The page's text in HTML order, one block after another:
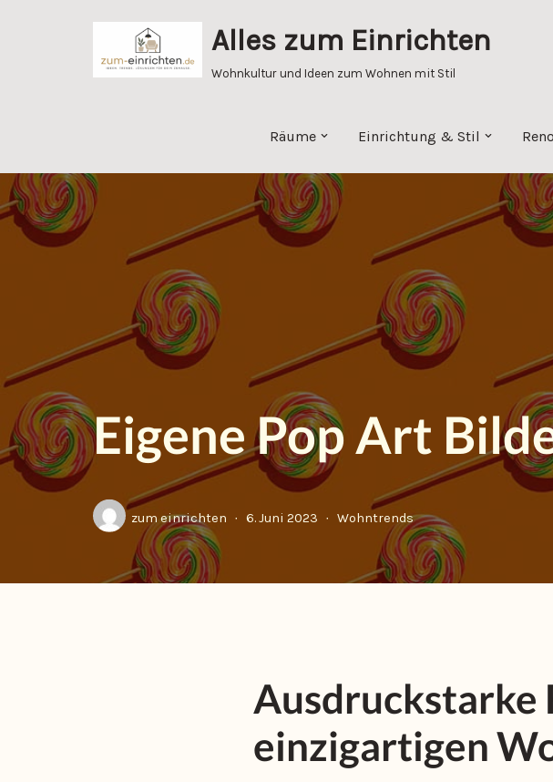
Alles zum Einrichten
Wohnkultur und Ideen zum Wohnen mit Stil
Räume Einrichtung & Stil
Eigene Pop Art
zum einrichten 6. Juni 2023 Wohntrends
Ausdruckstarke
einzigartigen